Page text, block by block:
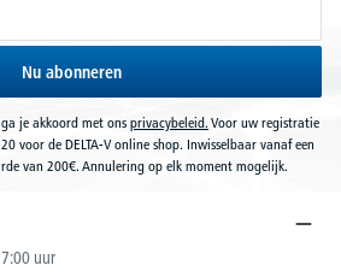
Nu abonneren
je akkoord met ons privacybeleid. Voor uw registratie
voor de DELTA-V online shop. Inwisselbaar vanaf een
van 200€. Annulering op elk moment mogelijk.
uur